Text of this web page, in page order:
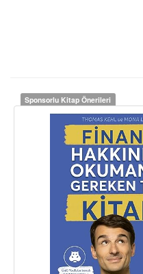
Sponsorlu Kitap Önerileri